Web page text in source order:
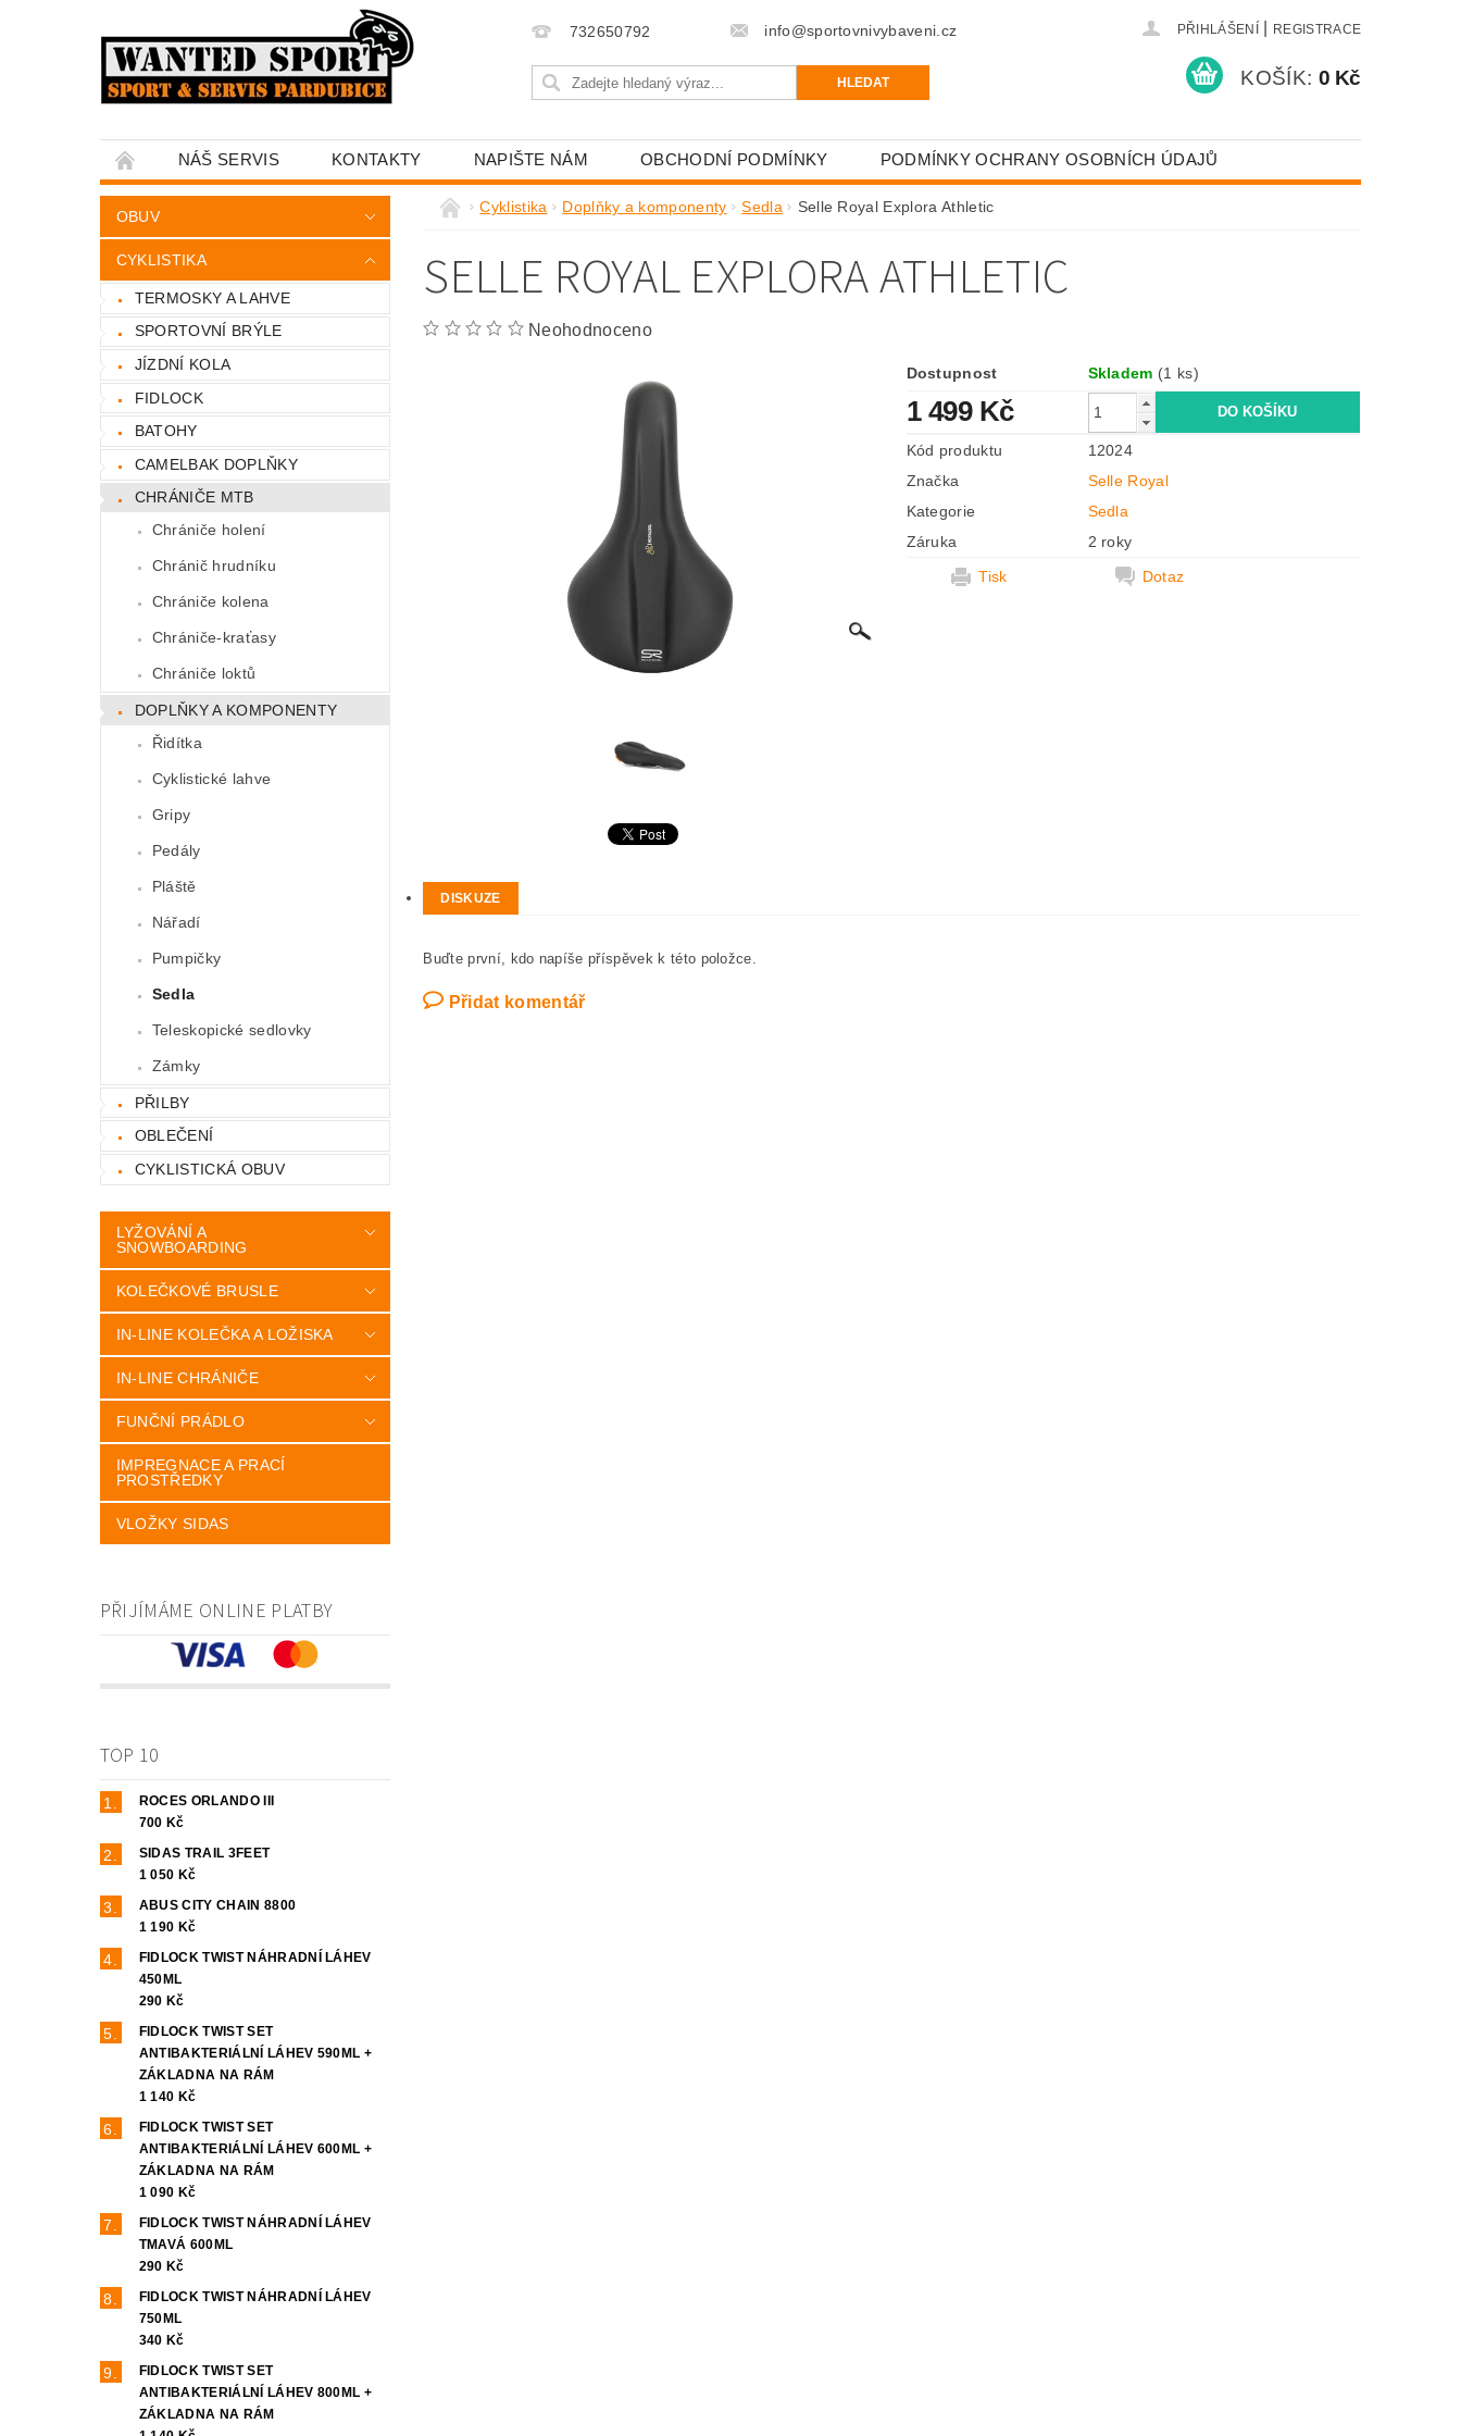
732650792 info@sportovnivybaveni.cz PŘIHLÁŠENÍ REGISTRACE
KOŠÍK: 0 Kč
NÁŠ SERVIS KONTAKTY NAPIŠTE NÁM OBCHODNÍ PODMÍNKY PODMÍNKY OCHRANY OSOBNÍCH ÚDAJŮ
OBUV
CYKLISTIKA
TERMOSKY A LAHVE
SPORTOVNÍ BRÝLE
JÍZDNÍ KOLA
FIDLOCK
BATOHY
CAMELBAK DOPLŇKY
CHRÁNIČE MTB
Chrániče holení
Chránič hrudníku
Chrániče kolena
Chrániče-kraťasy
Chrániče loktů
DOPLŇKY A KOMPONENTY
Řidítka
Cyklistické lahve
Gripy
Pedály
Pláště
Nářadí
Pumpičky
Sedla
Teleskopické sedlovky
Zámky
PŘILBY
OBLEČENÍ
CYKLISTICKÁ OBUV
LYŽOVÁNÍ A
SNOWBOARDING
KOLEČKOVÉ BRUSLE
IN-LINE KOLEČKA A LOŽISKA
IN-LINE CHRÁNIČE
FUNČNÍ PRÁDLO
IMPREGNACE A PRACÍ
PROSTŘEDKY
VLOŽKY SIDAS
PŘIJÍMÁME ONLINE PLATBY
TOP 10
ROCES ORLANDO III
700 Kč
SIDAS TRAIL 3FEET
1 050 Kč
ABUS CITY CHAIN 8800
1 190 Kč
FIDLOCK TWIST NÁHRADNÍ LÁHEV
450ML
290 Kč
FIDLOCK TWIST SET
ANTIBAKTERIÁLNÍ LÁHEV 590ML +
ZÁKLADNA NA RÁM
1 140 Kč
FIDLOCK TWIST SET
ANTIBAKTERIÁLNÍ LÁHEV 600ML +
ZÁKLADNA NA RÁM
1 090 Kč
FIDLOCK TWIST NÁHRADNÍ LÁHEV
TMAVÁ 600ML
290 Kč
FIDLOCK TWIST NÁHRADNÍ LÁHEV
750ML
340 Kč
FIDLOCK TWIST SET
ANTIBAKTERIÁLNÍ LÁHEV 800ML +
ZÁKLADNA NA RÁM
Cyklistika Doplňky a komponenty Sedla Selle Royal Explora Athletic
SELLE ROYAL EXPLORA ATHLETIC
Neohodnoceno
Dostupnost Skladem (1 ks)
1 499 Kč
Kód produktu
12024
Značka
Selle Royal
Kategorie
Sedla
Záruka
2 roky
Tisk
Dotaz
DISKUZE
Buďte první, kdo napíše příspěvek k této položce.
Přidat komentář